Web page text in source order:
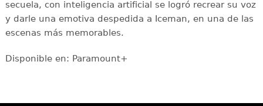
secuela, con inteligencia artificial se logró recrear su voz
y darle una emotiva despedida a Iceman, en una de las
escenas más memorables.
Disponible en: Paramount+